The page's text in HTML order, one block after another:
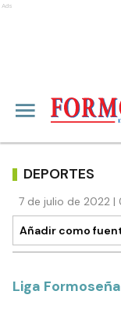
Ads
DEPORTES
7 de julio de 2022
Añadir como
Liga